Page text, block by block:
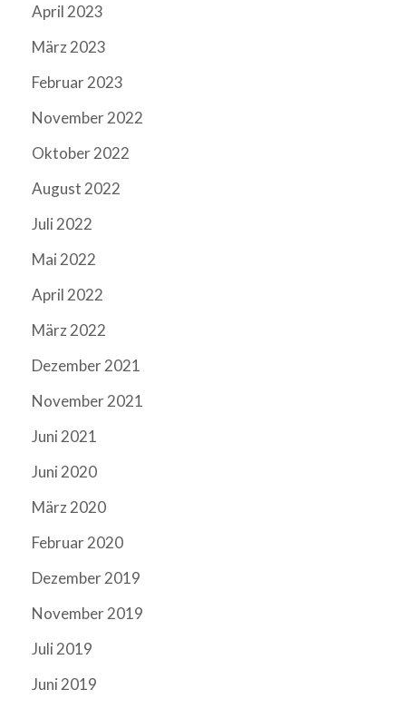
April 2023
März 2023
Februar 2023
November 2022
Oktober 2022
August 2022
Juli 2022
Mai 2022
April 2022
März 2022
Dezember 2021
November 2021
Juni 2021
Juni 2020
März 2020
Februar 2020
Dezember 2019
November 2019
Juli 2019
Juni 2019